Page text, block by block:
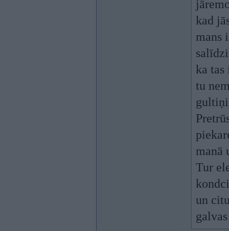
kad
mans
ka
tu
gultiņi
manā
Tur
un